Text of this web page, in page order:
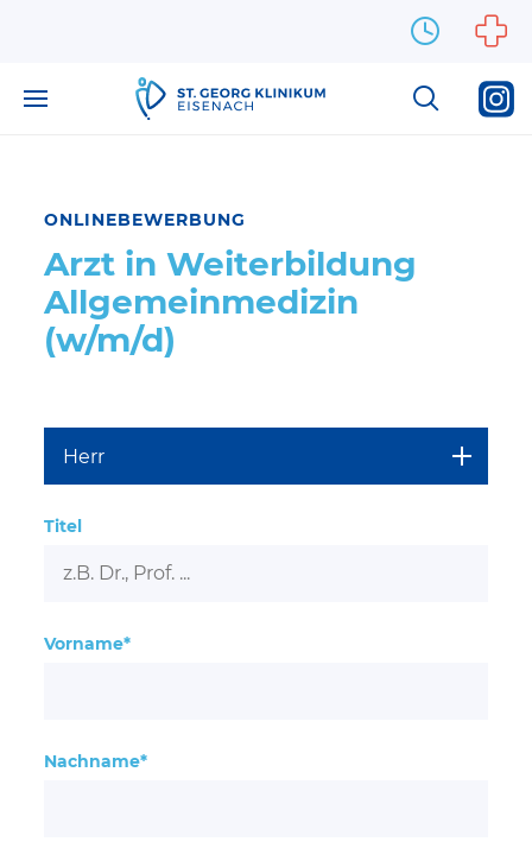
ONLINEBEWERBUNG
Arzt in Weiterbildung
Allgemeinmedizin
(w/m/d)
Titel
Vorname*
Nachname*